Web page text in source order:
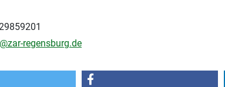
regensburg.de